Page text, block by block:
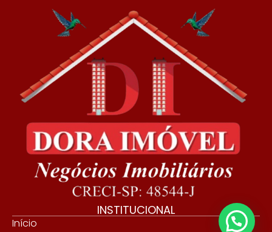
INSTITUCIONAL
Início